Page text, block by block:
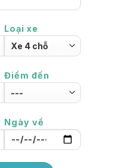
Loại xe
Điểm đến
Ngày về